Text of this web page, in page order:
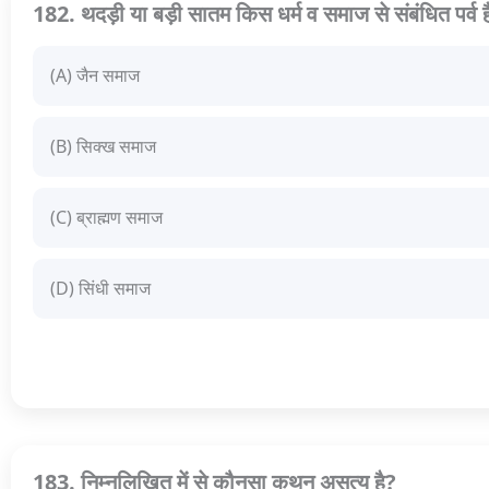
182. थदड़ी या बड़ी सातम किस धर्म व समाज से संबंधित पर्व
(A) जैन समाज
(B) सिक्ख समाज
(C) ब्राह्मण समाज
(D) सिंधी समाज
183. निम्नलिखित में से कौनसा कथन असत्य है?